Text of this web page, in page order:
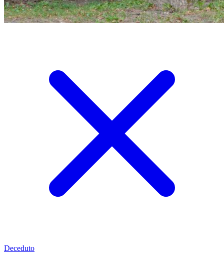
Deceduto